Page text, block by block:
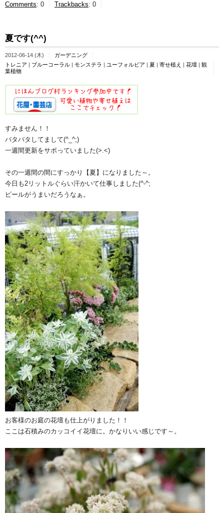
Comments: 0 Trackbacks: 0
夏です(^^)
2012-06-14 (木)
ガーデニング
トレニア
ブルーコーラル モンステラ ユーフォルビア 夏 寄せ植え 花壇
観
葉植物
すみません！！
バタバタしてまして(^_^;)
一週間更新をサボっていました(>.<)
その一週間の間にすっかり【夏】になりました～。
今日も2リットルぐらい汗かいて仕事しました(^-^;
ビールがうまいだろうなぁ。
お客様のお庭の花壇も仕上がりました！！
ここは石積みのカッコイイ花壇に。かなりいい感じです～。